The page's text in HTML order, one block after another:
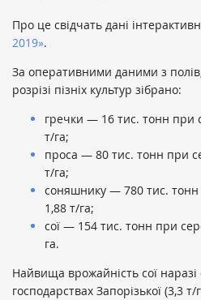
Про це свідчать дані
2019».
За оперативними даними з
розрізі пізніх культур зібрано:
гречки — 16 тис. тонн при
т/га;
проса — 80 тис. тонн при
т/га;
соняшнику — 780 тис. тонн
1,88 т/га;
сої — 154 тис. тонн при
га.
Найвища врожайність сої наразі
господарствах Запорізької (3,3 т/